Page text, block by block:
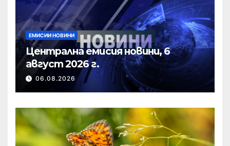
ЕМИСИИ НОВИНИ
Централна емисия новини, 6
август 2026 г.
06.08.2026